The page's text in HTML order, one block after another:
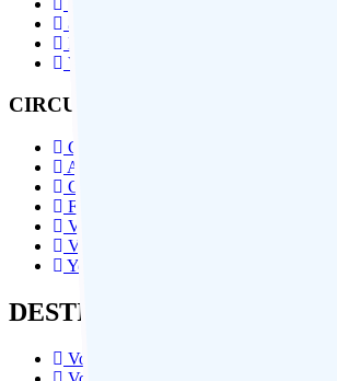
à Propos de Delhi
Leh – Ladakh
Voyage du Bhoutan
CIRCUITS EN INDE PAR THÈME
Circuit Culturelle
Aventure Et Trekking
Circuit Bien-Être
Festival En Inde Du Nord
Vie Sauvage / Tigre Safari
Voyages Spirituels
Yoga Et Méditation
DESTINATIONS POPULARS
Voyage Bhoutan